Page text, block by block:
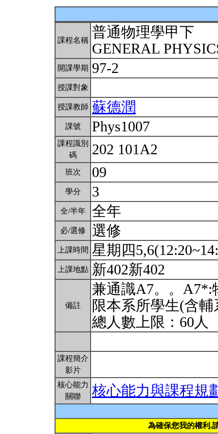
課程名稱 普通物理學甲下
GENERAL
開課學期 97-2
授課對象
授課教師 蘇德潤
課號 Phys1007
課程識別
碼
202 101A2
班次 09
學分 3
全/半年 全年
必/選修 選修
上課時間 星期四
上課地點 新402新402
備註
兼通識A7。。A7*:
限本系所學生(含
總人數上限：60人
課程簡介
影片
核心能力
關聯
核心能力與課程規
為確保您我的權利,